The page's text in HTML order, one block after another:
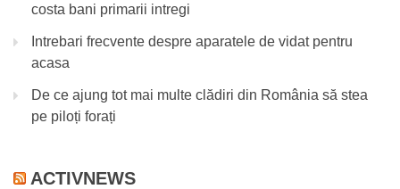
costa bani primarii intregi
Intrebari frecvente despre aparatele de vidat pentru
acasa
De ce ajung tot mai multe clădiri din România să stea
pe piloți forați
ACTIVNEWS